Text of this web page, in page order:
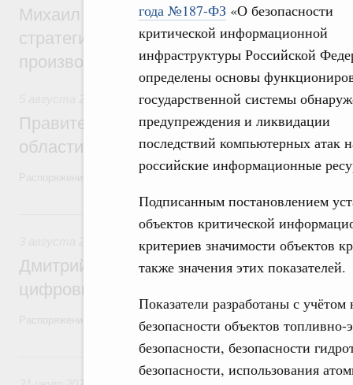
года №187-ФЗ «О безопасности
критической информационной
инфраструктуры Российской
определены основы
государственной системы
предупреждения и ликвидации
последствий компьютерных атак
российские информационные
Подписанным постановлением
объектов критической
критериев значимости объектов
также значения этих показателей.
Показатели разработаны с
безопасности объектов топливно-
безопасности, безопасности
безопасности, использования
Михаил Мишустин дал поручения по
стратегической сессии, посвящённой
производительности труда
Национальный проект «Экологическое
Правительство увеличило объём
области в рамках федерального
3 августа, понедельник
Регулирование в сфере торговли.
Дмитрий Григоренко возглавил штаб по
цифровых платформ
Распоряжение от 25 июля 2026 года №1966-р
31 июля, пятница